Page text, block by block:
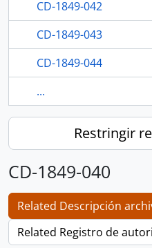
CD-1849-042
CD-1849-043
CD-1849-044
...
Restringir
CD-1849-040
Related Descripción
Related Registro de